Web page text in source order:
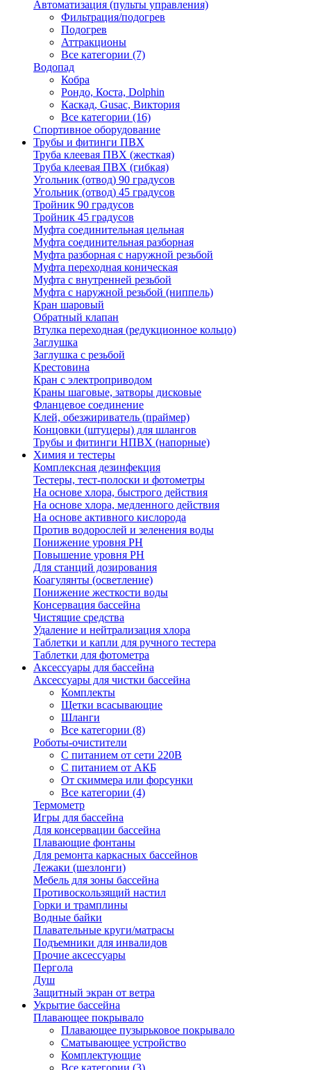
Автоматизация (пульты управления)
Фильтрация/подогрев
Подогрев
Аттракционы
Все категории (7)
Водопад
Кобра
Рондо, Коста, Dolphin
Каскад, Gusac, Виктория
Все категории (16)
Спортивное оборудование
Трубы и фитинги ПВХ
Труба клеевая ПВХ (жесткая)
Труба клеевая ПВХ (гибкая)
Угольник (отвод) 90 градусов
Угольник (отвод) 45 градусов
Тройник 90 градусов
Тройник 45 градусов
Муфта соединительная цельная
Муфта соединительная разборная
Муфта разборная с наружной резьбой
Муфта переходная коническая
Муфта с внутренней резьбой
Муфта с наружной резьбой (ниппель)
Кран шаровый
Обратный клапан
Втулка переходная (редукционное кольцо)
Заглушка
Заглушка с резьбой
Крестовина
Кран с электроприводом
Краны шаговые, затворы дисковые
Фланцевое соединение
Клей, обезжириватель (праймер)
Концовки (штуцеры) для шлангов
Трубы и фитинги НПВХ (напорные)
Химия и тестеры
Комплексная дезинфекция
Тестеры, тест-полоски и фотометры
На основе хлора, быстрого действия
На основе хлора, медленного действия
На основе активного кислорода
Против водорослей и зеленения воды
Понижение уровня РН
Повышение уровня РН
Для станций дозирования
Коагулянты (осветление)
Понижение жесткости воды
Консервация бассейна
Чистящие средства
Удаление и нейтрализация хлора
Таблетки и капли для ручного тестера
Таблетки для фотометра
Аксессуары для бассейна
Аксессуары для чистки бассейна
Комплекты
Щетки всасывающие
Шланги
Все категории (8)
Роботы-очистители
С питанием от сети 220В
С питанием от АКБ
От скиммера или форсунки
Все категории (4)
Термометр
Игры для бассейна
Для консервации бассейна
Плавающие фонтаны
Для ремонта каркасных бассейнов
Лежаки (шезлонги)
Мебель для зоны бассейна
Противоскользящий настил
Горки и трамплины
Водные байки
Плавательные круги/матрасы
Подъемники для инвалидов
Прочие аксессуары
Пергола
Душ
Защитный экран от ветра
Укрытие бассейна
Плавающее покрывало
Плавающее пузырьковое покрывало
Сматывающее устройство
Комплектующие
Все категории (3)